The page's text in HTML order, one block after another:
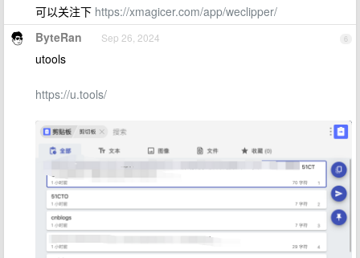
可以关注下 https://xmagicer.com/app/weclipper/
6
ByteRan Sep 26, 2024
utools
https://u.tools/